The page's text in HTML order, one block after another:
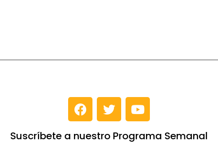
Suscríbete a nuestro Programa Semanal